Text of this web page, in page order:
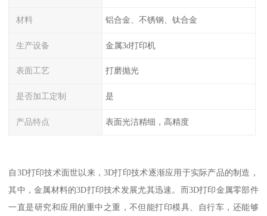
材料 铝合金、不锈钢、钛合金
生产设备 金属3d打印机
表面工艺 打磨抛光
是否加工定制 是
产品特点 表面光洁精细，高精度
自3D打印技术面世以来，3D打印技术逐渐应用于实际产品的制造，
其中，金属材料的3D打印技术发展尤其迅速。而3D打印金属零部件
一直是研究和应用的重中之重，不但能打印模具、自行车，还能够